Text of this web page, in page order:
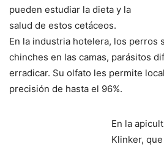
pueden estudiar la dieta y la
salud de estos cetáceos.
En la industria hotelera, los perros
chinches en las camas, parásitos
erradicar. Su olfato les permite
precisión de hasta el 96%.
En la
Klinker,